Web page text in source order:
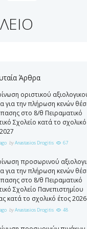
Άρθρα
οριστικού
για την πλήρωση κενών
στο 8/θ Πειραματικό
Σχολείο κατά το
byAnastasios Drogitis 67
προσωρινού
για την πλήρωση κενών
στο 8/θ Πειραματικό
Σχολείο Πανεπιστημίου
κατά το σχολικό έτος
byAnastasios Drogitis 48